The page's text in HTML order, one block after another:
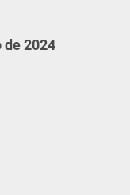
de 2024